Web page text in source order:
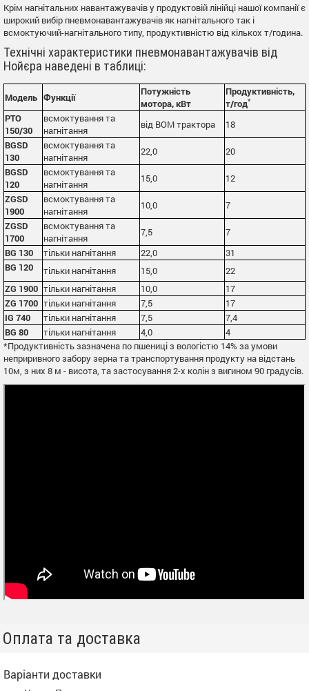
Крім нагнітальних навантажувачів у продуктовій лінійці нашої компанії є
широкий вибір пневмонавантажувачів як нагнітального так і
всмоктуючий-нагнітального типу, продуктивністю від кількох т/година.
Технічні характеристики пневмонавантажувачів від
Нойєра наведені в таблиці:
Модель Функції
Потужність
мотора, кВт
Продуктивність,
т/год*
PTO
150/30
всмоктування та
нагнітання
від ВОМ трактора
18
BGSD
130
всмоктування та
нагнітання
22,0
20
BGSD
120
всмоктування та
нагнітання
15,0
12
ZGSD
1900
всмоктування та
нагнітання
10,0
7
ZGSD
1700
всмоктування та
нагнітання
7,5
7
BG 130
тільки нагнітання 22,0
31
BG 120
тільки нагнітання 15,0
22
ZG 1900 тільки нагнітання 10,0
17
ZG 1700 тільки нагнітання 7,5
17
IG 740
тільки нагнітання 7,5
7,4
BG 80
тільки нагнітання 4,0
4
*Продуктивність зазначена по пшениці з вологістю 14% за умови
неприривного забору зерна та транспортування продукту на відстань
10м, з них 8 м - висота, та застосування 2-х колін з вигином 90 градусів.
Оплата та доставка
Варіанти доставки